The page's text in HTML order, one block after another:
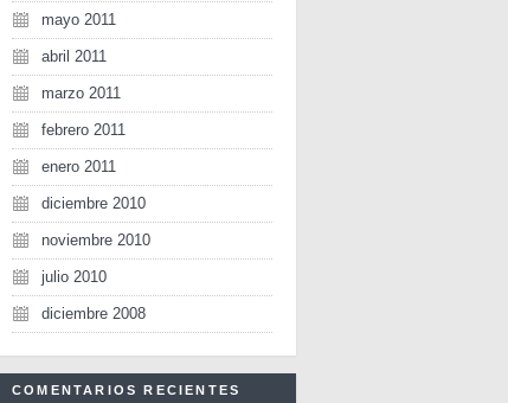
mayo 2011
abril 2011
marzo 2011
febrero 2011
enero 2011
diciembre 2010
noviembre 2010
julio 2010
diciembre 2008
COMENTARIOS RECIENTES